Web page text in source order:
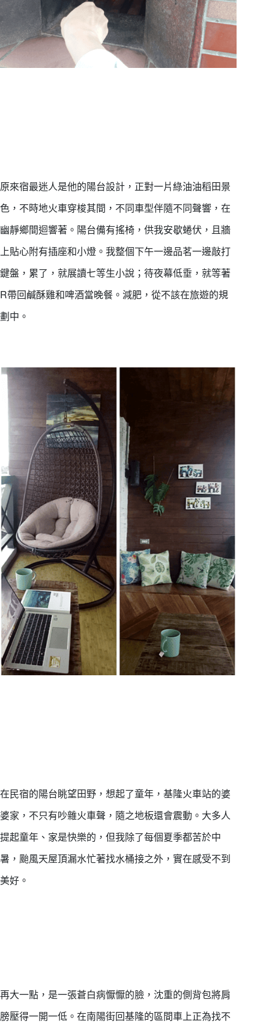
原來宿最迷人是他的陽台設計，正對一片綠油油稻田景
色，不時地火車穿梭其間，不同車型伴隨不同聲響，在
幽靜鄉間迴響著。陽台備有搖椅，供我安歇蜷伏，且牆
上貼心附有插座和小燈。我整個下午一邊品茗一邊敲打
鍵盤，累了，就展讀七等生小說；待夜幕低垂，就等著
R帶回鹹酥雞和啤酒當晚餐。減肥，從不該在旅遊的規
劃中。
在民宿的陽台眺望田野，想起了童年，基隆火車站的婆
婆家，不只有吵雜火車聲，隨之地板還會震動。大多人
提起童年、家是快樂的，但我除了每個夏季都苦於中
暑，颱風天屋頂漏水忙著找水桶接之外，實在感受不到
美好。
再大一點，是一張蒼白病懨懨的臉，沈重的側背包將肩
膀壓得一開一低。在南陽街回基隆的區間車上正為找不